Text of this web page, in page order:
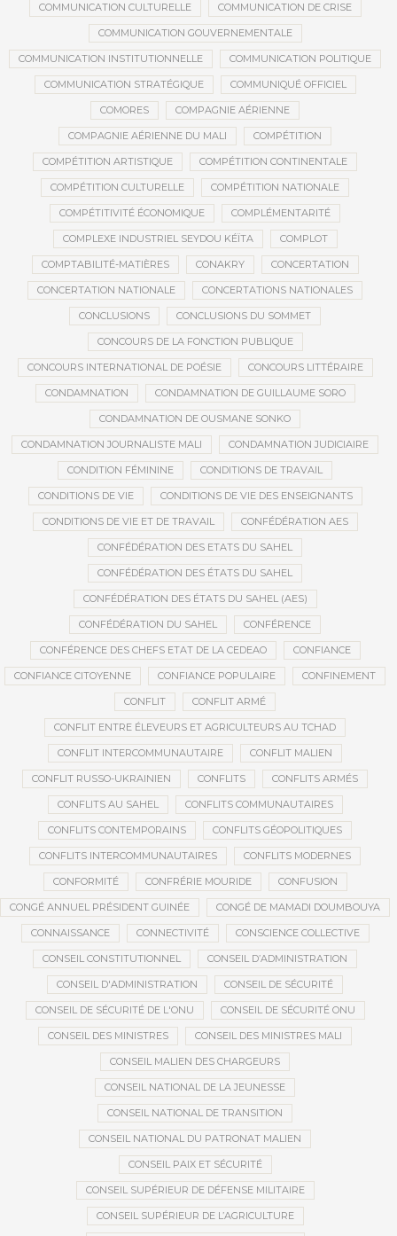
COMMUNICATION CULTURELLE COMMUNICATION DE CRISE
COMMUNICATION GOUVERNEMENTALE
COMMUNICATION INSTITUTIONNELLE COMMUNICATION POLITIQUE
COMMUNICATION STRATÉGIQUE COMMUNIQUÉ OFFICIEL
COMORES COMPAGNIE AÉRIENNE
COMPAGNIE AÉRIENNE DU MALI COMPÉTITION
COMPÉTITION ARTISTIQUE COMPÉTITION CONTINENTALE
COMPÉTITION CULTURELLE COMPÉTITION NATIONALE
COMPÉTITIVITÉ ÉCONOMIQUE COMPLÉMENTARITÉ
COMPLEXE INDUSTRIEL SEYDOU KÉÏTA COMPLOT
COMPTABILITÉ-MATIÈRES CONAKRY CONCERTATION
CONCERTATION NATIONALE CONCERTATIONS NATIONALES
CONCLUSIONS CONCLUSIONS DU SOMMET
CONCOURS DE LA FONCTION PUBLIQUE
CONCOURS INTERNATIONAL DE POÉSIE CONCOURS LITTÉRAIRE
CONDAMNATION CONDAMNATION DE GUILLAUME SORO
CONDAMNATION DE OUSMANE SONKO
CONDAMNATION JOURNALISTE MALI CONDAMNATION JUDICIAIRE
CONDITION FÉMININE CONDITIONS DE TRAVAIL
CONDITIONS DE VIE CONDITIONS DE VIE DES ENSEIGNANTS
CONDITIONS DE VIE ET DE TRAVAIL CONFÉDÉRATION AES
CONFÉDÉRATION DES ETATS DU SAHEL
CONFÉDÉRATION DES ÉTATS DU SAHEL
CONFÉDÉRATION DES ÉTATS DU SAHEL (AES)
CONFÉDÉRATION DU SAHEL CONFÉRENCE
CONFÉRENCE DES CHEFS ETAT DE LA CEDEAO CONFIANCE
CONFIANCE CITOYENNE CONFIANCE POPULAIRE CONFINEMENT
CONFLIT CONFLIT ARMÉ
CONFLIT ENTRE ÉLEVEURS ET AGRICULTEURS AU TCHAD
CONFLIT INTERCOMMUNAUTAIRE CONFLIT MALIEN
CONFLIT RUSSO-UKRAINIEN CONFLITS CONFLITS ARMÉS
CONFLITS AU SAHEL CONFLITS COMMUNAUTAIRES
CONFLITS CONTEMPORAINS CONFLITS GÉOPOLITIQUES
CONFLITS INTERCOMMUNAUTAIRES CONFLITS MODERNES
CONFORMITÉ CONFRÉRIE MOURIDE CONFUSION
CONGÉ ANNUEL PRÉSIDENT GUINÉE CONGÉ DE MAMADI DOUMBOUYA
CONNAISSANCE CONNECTIVITÉ CONSCIENCE COLLECTIVE
CONSEIL CONSTITUTIONNEL CONSEIL D’ADMINISTRATION
CONSEIL D'ADMINISTRATION CONSEIL DE SÉCURITÉ
CONSEIL DE SÉCURITÉ DE L'ONU CONSEIL DE SÉCURITÉ ONU
CONSEIL DES MINISTRES CONSEIL DES MINISTRES MALI
CONSEIL MALIEN DES CHARGEURS
CONSEIL NATIONAL DE LA JEUNESSE
CONSEIL NATIONAL DE TRANSITION
CONSEIL NATIONAL DU PATRONAT MALIEN
CONSEIL PAIX ET SÉCURITÉ
CONSEIL SUPÉRIEUR DE DÉFENSE MILITAIRE
CONSEIL SUPÉRIEUR DE L’AGRICULTURE